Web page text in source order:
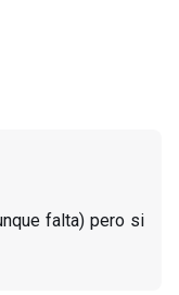
falta) pero si